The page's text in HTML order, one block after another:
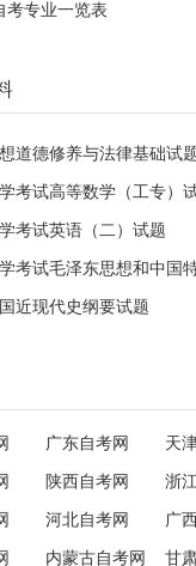
考专业一览表
道德修养与法律基础试
考试高等数学（工专）
考试英语（二）试题
近现代史纲要试题
广东自考网 天
陕西自考网 浙
河北自考网 广
内蒙古自考网 甘